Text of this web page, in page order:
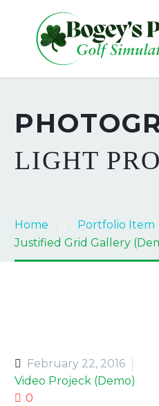
LIGHT
Home
Portfolio Item
Justified Grid Gallery
February 22, 2016
Video Projeck (Demo)
0